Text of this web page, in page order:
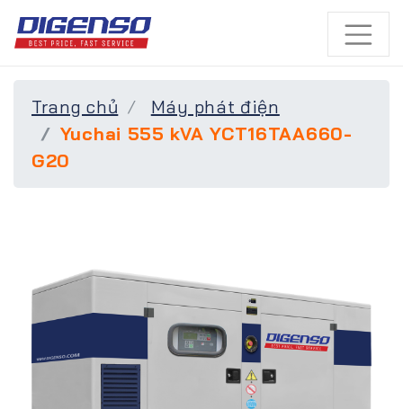
Trang chủ
Máy phát điện
Yuchai 555 kVA YCT16TAA660-
G20